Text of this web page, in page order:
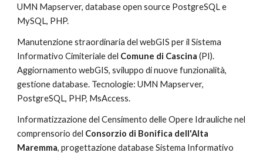
UMN Mapserver, database open source PostgreSQL e
MySQL, PHP.
Manutenzione straordinaria del webGIS per il Sistema
Informativo Cimiteriale del Comune di Cascina (PI).
Aggiornamento webGIS, sviluppo di nuove funzionalità,
gestione database. Tecnologie: UMN Mapserver,
PostgreSQL, PHP, MsAccess.
Informatizzazione del Censimento delle Opere Idrauliche nel
comprensorio del Consorzio di Bonifica dell'Alta
Maremma, progettazione database Sistema Informativo